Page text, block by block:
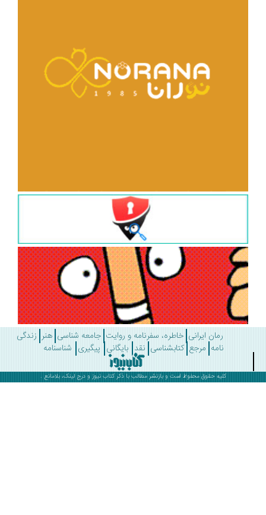
رمان ایرانی خاطره، سفرنامه و روایت جامعه شناسی هنر زندگی
مرجع کتابشناسی نقد بایگانی پیگیری شناسنامه
کلیه حقوق محفوظ است و بازنشر مطالب با ذکرکتاب نیوز و درج لینک، بلامانع .